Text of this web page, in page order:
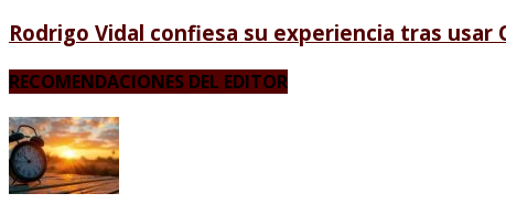
Rodrigo Vidal confiesa su experiencia tras usar
RECOMENDACIONES DEL EDITOR